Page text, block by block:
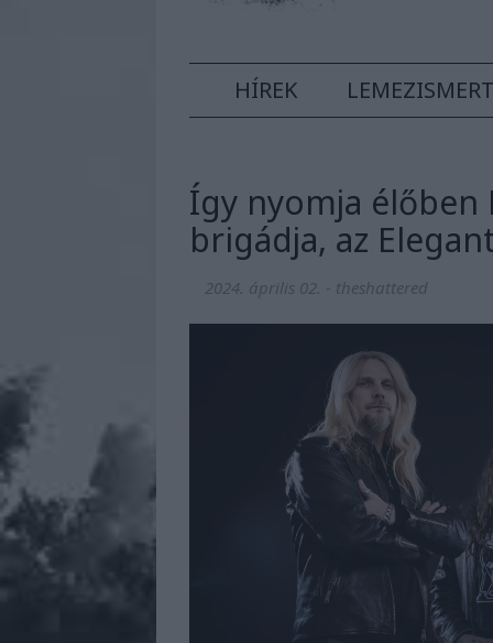
HÍREK
Így nyomja élőben
brigádja, az
2024. április 02. - theshattered